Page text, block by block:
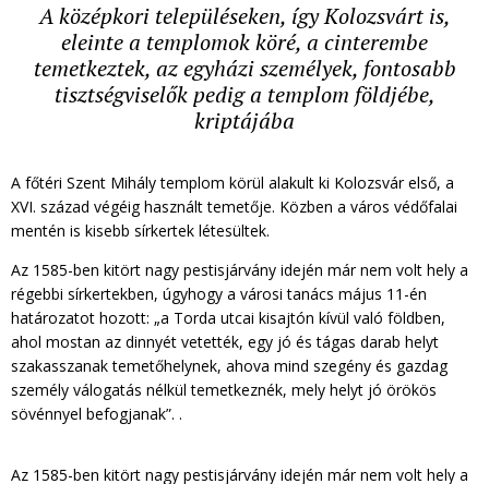
A középkori településeken, így Kolozsvárt is,
eleinte a templomok köré, a cinterembe
temetkeztek, az egyházi személyek, fontosabb
tisztségviselők pedig a templom földjébe,
kriptájába
A főtéri Szent Mihály templom körül alakult ki Kolozsvár első, a
XVI. század végéig használt temetője. Közben a város védőfalai
mentén is kisebb sírkertek létesültek.
Az 1585-ben kitört nagy pestisjárvány idején már nem volt hely a
régebbi sírkertekben, úgyhogy a városi tanács május 11-én
határozatot hozott: „a Torda utcai kisajtón kívül való földben,
ahol mostan az dinnyét vetették, egy jó és tágas darab helyt
szakasszanak temetőhelynek, ahova mind szegény és gazdag
személy válogatás nélkül temetkeznék, mely helyt jó örökös
sövénnyel befogjanak”. .
Az 1585-ben kitört nagy pestisjárvány idején már nem volt hely a